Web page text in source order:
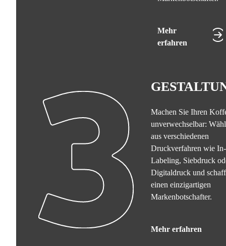
Mehr
erfahren
Machen Sie Ihren
unverwechselbar:
aus verschiedenen
Druckverfahren wie
Labeling, Siebdruck
Digitaldruck und
einen einzigartigen
Markenbotschafter.
Mehr erfahren